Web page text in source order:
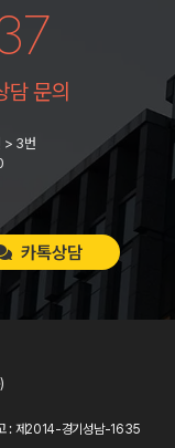
담 문의
> 3번
카톡상담
: 제2014-경기성남-1635